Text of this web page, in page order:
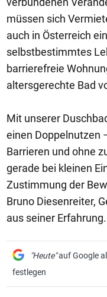
müssen sich
auch in Österreich
selbstbestimmtes
barrierefreie
altersgerechte Bad
Mit unserer
einen Doppelnutzen
Barrieren und ohne
gerade bei kleinen
Zustimmung der
Bruno Diesenreiter,
aus seiner Erfahrung.
"Heute"auf Google
festlegen